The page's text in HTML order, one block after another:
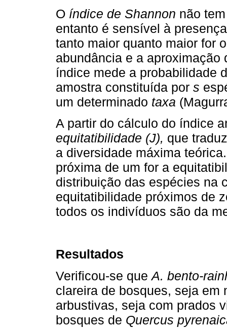
O índice de Shannon não
entanto é sensível à
tanto maior quanto maior for
abundância e a
índice mede a probabilidade
amostra constituída por s
um determinado taxa
A partir do cálculo do índice
equitatibilidade (J), que
a diversidade máxima
próxima de um for a
distribuição das espécies na
equitatibilidade próximos de
todos os indivíduos são da
Resultados
Verificou-se queA. bento-
clareira de bosques, seja em
arbustivas, seja com prados
bosques de Quercus